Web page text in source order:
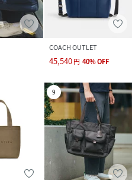
COACH OUTLET
45,540円 40%OFF
9